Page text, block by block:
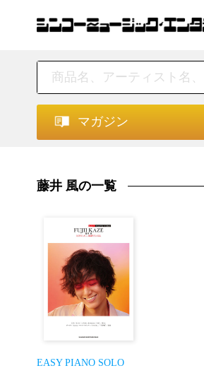
マガジン
藤井 風の一覧
EASY PIANO SOLO